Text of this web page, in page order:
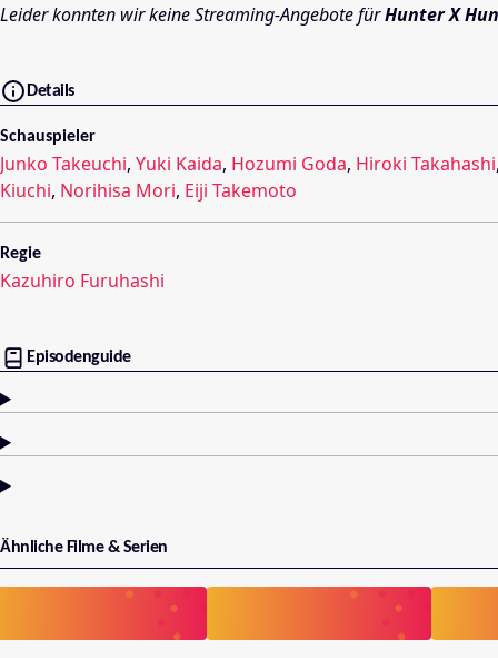
Leider konnten wir keine Streaming-Angebote fürHunter X
Details
Schauspieler
Junko Takeuchi, Yuki Kaida, Hozumi Goda, Hiroki Takahashi
Kiuchi, Norihisa Mori, Eiji Takemoto
Regie
Kazuhiro Furuhashi
Episodenguide
Ähnliche Filme & Serien